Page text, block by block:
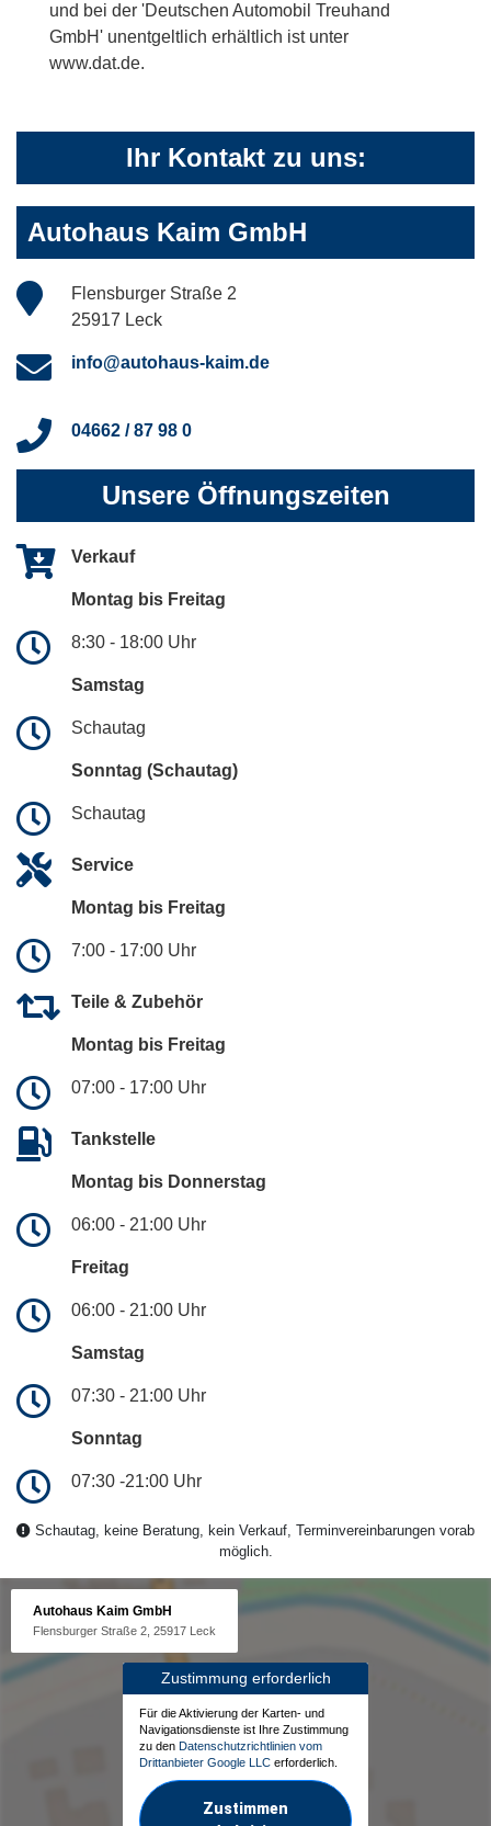
und bei der 'Deutschen Automobil Treuhand
GmbH' unentgeltlich erhältlich ist unter
www.dat.de.
Ihr Kontakt zu uns:
Autohaus Kaim GmbH
Flensburger Straße 2
25917 Leck
info@autohaus-kaim.de
04662 / 87 98 0
Unsere Öffnungszeiten
Verkauf
Montag bis Freitag
8:30 - 18:00 Uhr
Samstag
Schautag
Sonntag (Schautag)
Schautag
Service
Montag bis Freitag
7:00 - 17:00 Uhr
Teile & Zubehör
Montag bis Freitag
07:00 - 17:00 Uhr
Tankstelle
Montag bis Donnerstag
06:00 - 21:00 Uhr
Freitag
06:00 - 21:00 Uhr
Samstag
07:30 - 21:00 Uhr
Sonntag
07:30 -21:00 Uhr
Schautag, keine Beratung, kein Verkauf, Terminvereinbarungen vorab
möglich.
Autohaus Kaim GmbH
Flensburger Straße 2, 25917 Leck
Zustimmung erforderlich
Für die Aktivierung der Karten- und
Navigationsdienste ist Ihre Zustimmung
zu den Datenschutzrichtlinien vom
Drittanbieter Google LLC erforderlich.
Zustimmen